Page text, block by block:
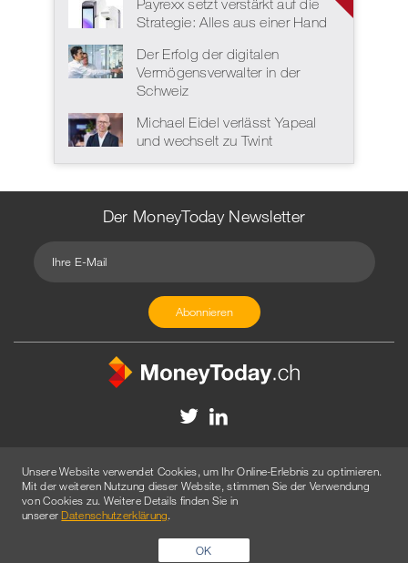
Payrexx setzt verstärkt auf die
Strategie: Alles aus einer Hand
Der Erfolg der digitalen
Vermögensverwalter in der
Schweiz
Michael Eidel verlässt Yapeal
und wechselt zu Twint
Der MoneyToday Newsletter
Disclaimer
Werbung
© 2026 Created byAGENTUR AM WASSER
Unsere Website verwendet Cookies, um Ihr Online-Erlebnis zu optimieren.
Mit der weiteren Nutzung dieser Website, stimmen Sie der Verwendung
von Cookies zu. Weitere Details finden Sie in
unsererDatenschutzerklärung.
OK